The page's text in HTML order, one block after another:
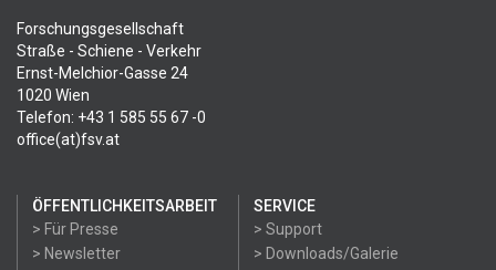
Forschungsgesellschaft
Straße - Schiene - Verkehr
Ernst-Melchior-Gasse 24
1020 Wien
Telefon: +43 1 585 55 67 -0
office(at)fsv.at
ÖFFENTLICHKEITSARBEIT
> Für Presse
> Newsletter
SERVICE
> Support
> Downloads/Galerie